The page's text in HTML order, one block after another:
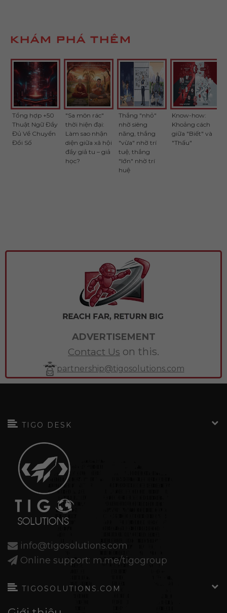
KHÁM PHÁ THÊM
Tổng hợp +50
Thuật Ngữ Đầy
Đủ Về Chuyển
Đổi Số
"Sa môn rác"
thời hiện đại:
Làm sao nhận
diện giữa xã hội
đầy giả tu – giả
học?
Thắng "nhỏ"
nhờ siêng
năng, thắng
"vừa" nhờ trí
tuệ, thắng
"lớn" nhờ trí
huệ
Know-how:
Khoảng cách
giữa "Biết" và
"Thấu"
ADVERTISEMENT
Contact Us on this.
partnership@tigosolutions.com
TIGO DESK
info@tigosolutions.com
Online support: m.me/tigogroup
TIGOSOLUTIONS.COM